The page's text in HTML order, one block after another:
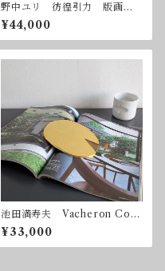
野中ユリ 彷徨引力 版画
額付属
¥44,000
池田満寿夫 Vacheron Cons
tantin 1992 限定300
¥33,000